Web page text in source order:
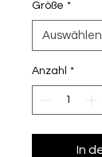
Größe *
Anzahl *
In